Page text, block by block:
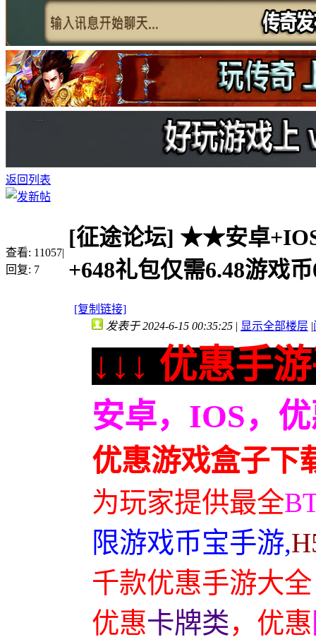
返回列表
查看: 11057|
回复: 7
[征途论坛] ★★安卓
+648礼包仅需6.48游戏
[复制链接]
发表于 2024-6-15 00:35:25 | 显示全部楼层 |
↓↓↓ 优惠手
安卓，IOS，
优惠游戏盒子下
为玩家提供最全
限游戏币宝手游,
千款优惠手游大全
优惠卡牌类， 优惠